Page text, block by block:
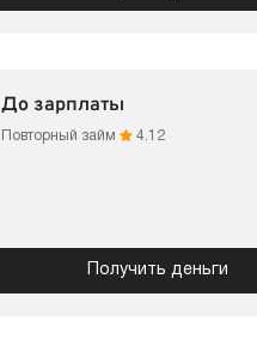
До зарплаты
Повторный займ 4.12
Получить деньги